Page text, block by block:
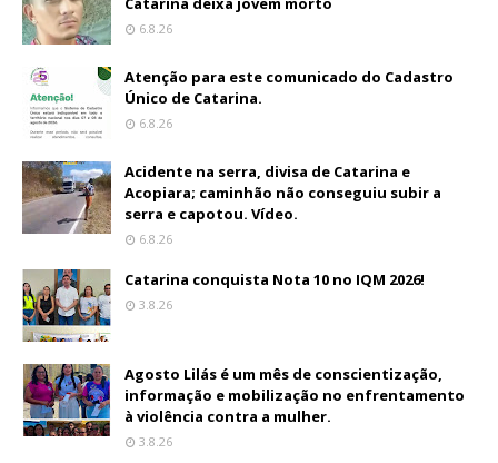
6.8.26
Atenção para este comunicado do Cadastro
Único de Catarina.
6.8.26
Acidente na serra, divisa de Catarina e
Acopiara; caminhão não conseguiu subir a
serra e capotou. Vídeo.
6.8.26
Catarina conquista Nota 10 no IQM 2026!
3.8.26
Agosto Lilás é um mês de conscientização,
informação e mobilização no enfrentamento
à violência contra a mulher.
3.8.26